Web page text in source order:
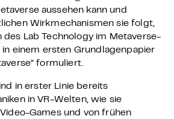
aussehen kann und
Wirkmechanismen sie folgt,
des Lab Technology im Metaverse-
in einem ersten Grundlagenpapier
formuliert.
in erster Linie bereits
in VR-Welten, wie sie
Games und von frühen